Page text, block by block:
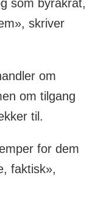
som byråkrat,
skriver
om
om tilgang
til.
for dem
faktisk»,